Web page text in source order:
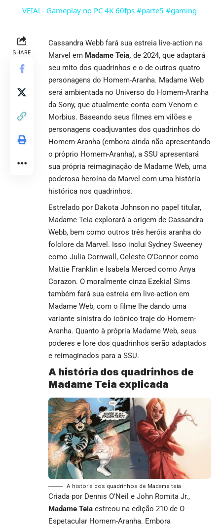
VEIA! - Gameplay no PC 4K 60fps #parte5 #gaming
SHARE
Cassandra Webb fará sua estreia live-action na
Marvel em Madame Teia, de 2024, que adaptará
seu mito dos quadrinhos e o de outros quatro
personagens do Homem-Aranha. Madame Web
será ambientada no Universo do Homem-Aranha
da Sony, que atualmente conta com Venom e
Morbius. Baseando seus filmes em vilões e
personagens coadjuvantes dos quadrinhos do
Homem-Aranha (embora ainda não apresentando
o próprio Homem-Aranha), a SSU apresentará
sua própria reimaginação de Madame Web, uma
poderosa heroína da Marvel com uma história
histórica nos quadrinhos.
Estrelado por Dakota Johnson no papel titular,
Madame Teia explorará a origem de Cassandra
Webb, bem como outros três heróis aranha do
folclore da Marvel. Isso inclui Sydney Sweeney
como Julia Cornwall, Celeste O’Connor como
Mattie Franklin e Isabela Merced como Anya
Corazon. O moralmente cinza Ezekial Sims
também fará sua estreia em live-action em
Madame Web, com o filme lhe dando uma
variante sinistra do icônico traje do Homem-
Aranha. Quanto à própria Madame Web, seus
poderes e lore dos quadrinhos serão adaptados
e reimaginados para a SSU.
A história dos quadrinhos de
Madame Teia explicada
A historia dos quadrinhos de Madame teia
Criada por Dennis O’Neil e John Romita Jr.,
Madame Teia estreou na edição 210 de O
Espetacular Homem-Aranha. Embora